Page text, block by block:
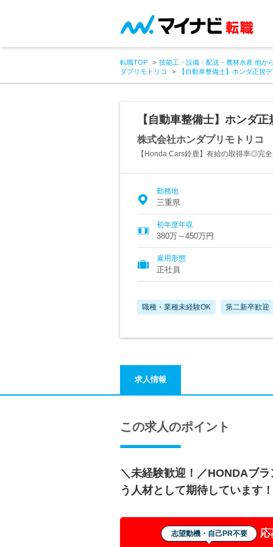
転職TOP
技能工・設備・配送・農林水産 他か
ダプリモトリコ
【自動車整備士】ホンダ正
【自動車整備士】ホンダ
株式会社ホンダプリモトリコ
【Honda Cars鈴鹿】有給の取得率◎完
勤務地
三重県
初年度年収
380万～450万円
雇用形態
正社員
職種・業種未経験OK 第二新卒歓迎
求人情報
この求人のポイント
＼未経験歓迎！／HONDAブ
う人材として期待しています
志望動機・自己PR不要